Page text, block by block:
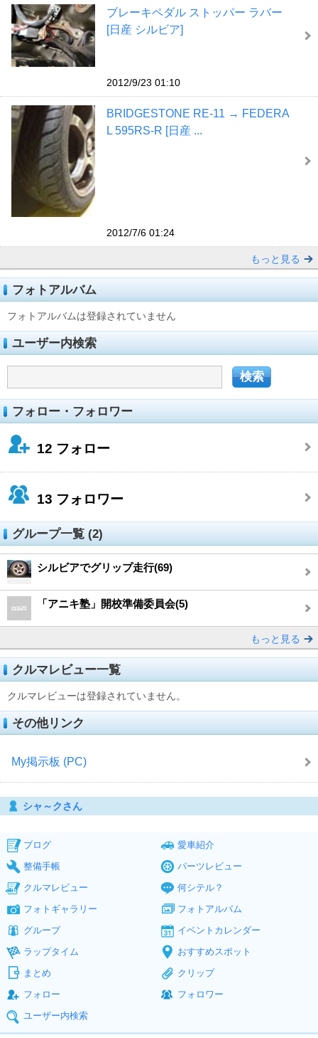
ブレーキペダル ストッパー ラバー
[日産 シルビア]
2012/9/23 01:10
BRIDGESTONE RE-11 → FEDERA
L 595RS-R [日産 ...
2012/7/6 01:24
もっと見る
フォトアルバム
フォトアルバムは登録されていません
ユーザー内検索
フォロー・フォロワー
12 フォロー
13 フォロワー
グループ一覧 (2)
シルビアでグリップ走行(69)
「アニキ塾」開校準備委員会(5)
もっと見る
クルマレビュー一覧
クルマレビューは登録されていません。
その他リンク
My掲示板 (PC)
シャ～クさん
ブログ
愛車紹介
整備手帳
パーツレビュー
クルマレビュー
何シテル？
フォトギャラリー
フォトアルバム
グループ
イベントカレンダー
ラップタイム
おすすめスポット
まとめ
クリップ
フォロー
フォロワー
ユーザー内検索